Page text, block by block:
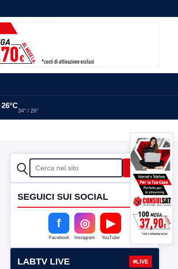
26°C
34° / 26°
CERCA Cerca
SEGUICI SUI SOCIAL
f
Facebook
◎
Instagram
▶
YouTube
LABTV LIVE LIVE